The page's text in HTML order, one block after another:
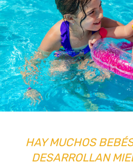
HAY MUCHOS
DESARROLLAN